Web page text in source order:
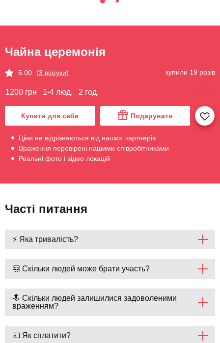
Чайна церемонія
5.00 (3 відгуки) купили 19 разів
1200 грн 1-4 люд. 2 год.
Купити для себе Подарувати
Ціни не відрізняються від наших партнерів
Враження перевірені нашими співробітниками
Реальні фото і відео локацій
Часті питання
⚡ Яка тривалість?
🤗 Скільки людей може брати участь?
🔝 Скільки людей залишилися задоволеними
враженням?
💵 Як сплатити?